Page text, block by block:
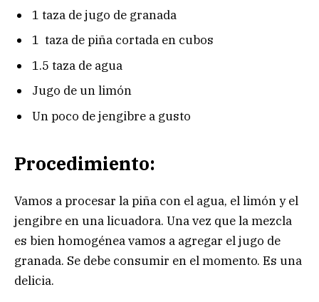
1 taza de jugo de granada
1 taza de piña cortada en cubos
1.5 taza de agua
Jugo de un limón
Un poco de jengibre a gusto
Procedimiento:
Vamos a procesar la piña con el agua, el limón y el
jengibre en una licuadora. Una vez que la mezcla
es bien homogénea vamos a agregar el jugo de
granada. Se debe consumir en el momento. Es una
delicia.